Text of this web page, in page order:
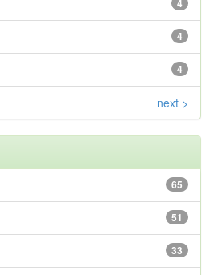
4
4
4
next >
65
51
33